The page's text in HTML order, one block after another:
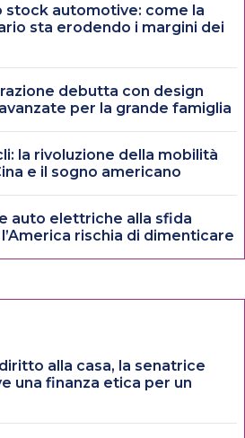
stock automotive: come la
sta erodendo i margini dei
debutta con design
per la grande famiglia
la rivoluzione della mobilità
e il sogno americano
auto elettriche alla sfida
rischia di dimenticare
alla casa, la senatrice
una finanza etica per un